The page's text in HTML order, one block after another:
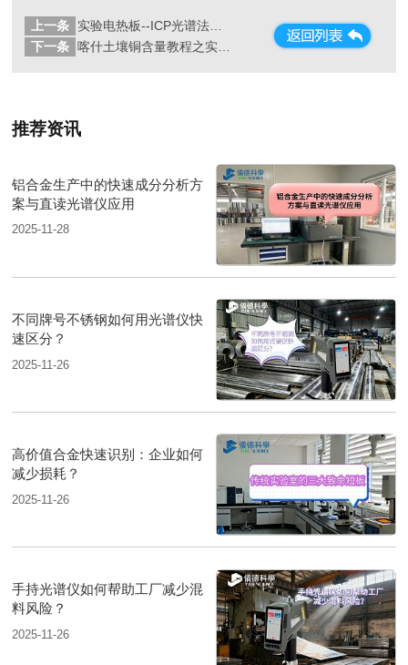
上一条
实验电热板--ICP光谱法测定土壤中的铜元素
下一条
推荐资讯
铝合金生产中的快速成分分析方
案与直读光谱仪应用
2025-11-28
不同牌号不锈钢如何用光谱仪快
速区分？
2025-11-26
高价值合金快速识别：企业如何
减少损耗？
2025-11-26
手持光谱仪如何帮助工厂减少混
料风险？
2025-11-26